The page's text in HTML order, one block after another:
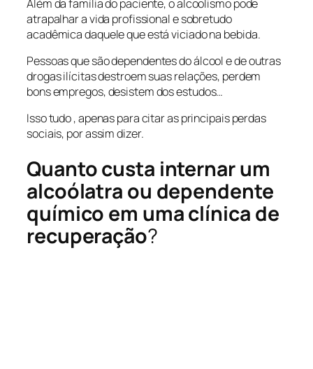
Além da família do paciente, o alcoolismo pode
atrapalhar a vida profissional e sobretudo
acadêmica daquele que está viciado na bebida.
Pessoas que são dependentes do álcool e de outras
drogas ilícitas destroem suas relações, perdem
bons empregos, desistem dos estudos…
Isso tudo , apenas para citar as principais perdas
sociais, por assim dizer.
Quanto custa internar um
alcoólatra ou dependente
químico em uma clínica de
recuperação?